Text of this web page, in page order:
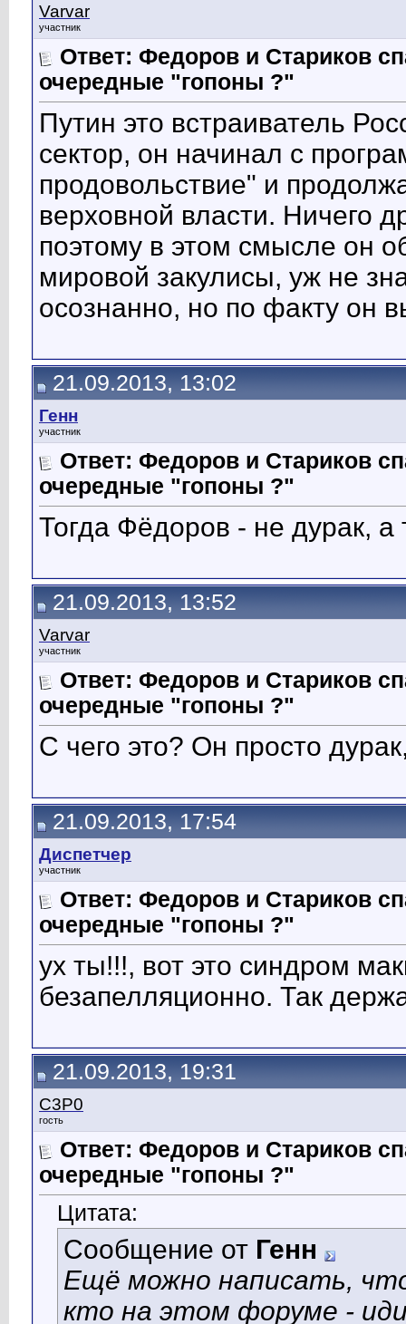
Varvar
участник
Ответ: Федоров и Стариков
очередные "гопоны ?"
Путин это встраиватель
сектор, он начинал с
продовольствие" и
верховной власти. Ничего
поэтому в этом смысле он
мировой закулисы, уж не
осознанно, но по факту он
21.09.2013, 13:02
Генн
участник
Ответ: Федоров и Стариков
очередные "гопоны ?"
Тогда Фёдоров - не дурак,
21.09.2013, 13:52
Varvar
участник
Ответ: Федоров и Стариков
очередные "гопоны ?"
С чего это? Он просто
21.09.2013, 17:54
Диспетчер
участник
Ответ: Федоров и Стариков
очередные "гопоны ?"
ух ты!!!, вот это синдром
безапелляционно. Так
21.09.2013, 19:31
C3P0
гость
Ответ: Федоров и Стариков
очередные "гопоны ?"
Цитата:
Сообщение от Генн
Ещё можно написать,
кто на этом форуме -